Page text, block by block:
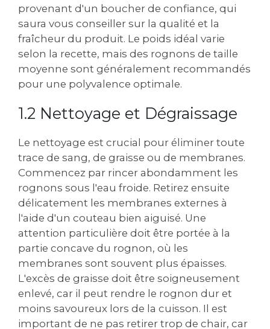
provenant d'un boucher de confiance, qui
saura vous conseiller sur la qualité et la
fraîcheur du produit. Le poids idéal varie
selon la recette, mais des rognons de taille
moyenne sont généralement recommandés
pour une polyvalence optimale.
1.2 Nettoyage et Dégraissage
Le nettoyage est crucial pour éliminer toute
trace de sang, de graisse ou de membranes.
Commencez par rincer abondamment les
rognons sous l'eau froide. Retirez ensuite
délicatement les membranes externes à
l'aide d'un couteau bien aiguisé. Une
attention particulière doit être portée à la
partie concave du rognon, où les
membranes sont souvent plus épaisses.
L'excès de graisse doit être soigneusement
enlevé, car il peut rendre le rognon dur et
moins savoureux lors de la cuisson. Il est
important de ne pas retirer trop de chair, car